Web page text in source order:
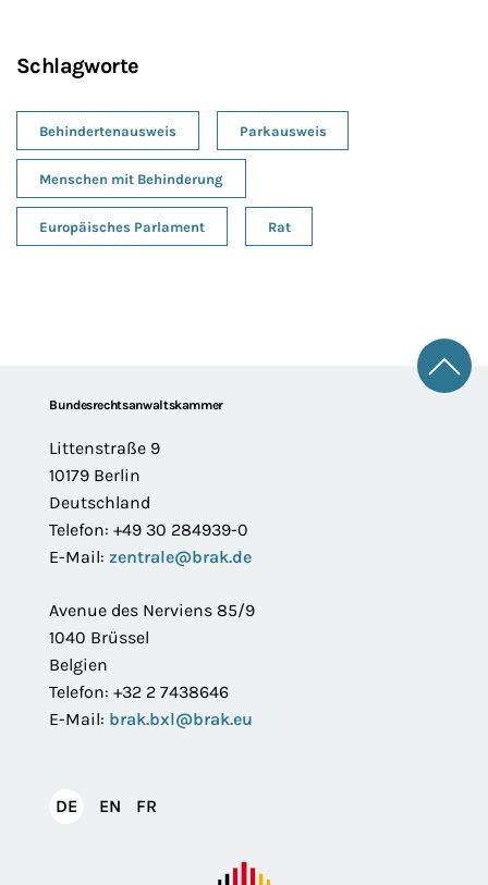
Schlagworte
Behindertenausweis Parkausweis
Menschen mit Behinderung
Europäisches Parlament Rat
FooterBundesrechtsanwaltskammer
Littenstraße 9
10179 Berlin
Deutschland
Telefon: +49 30 284939-0
E-Mail: zentrale@brak.de
Avenue des Nerviens 85/9
1040 Brüssel
Belgien
Telefon: +32 2 7438646
E-Mail: brak.bxl@brak.eu
DEDeutsch
EN English
FR